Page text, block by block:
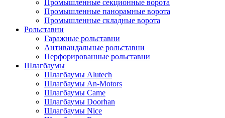
Промышленные секционные ворота
Промышленные панорамные ворота
Промышленные складные ворота
Рольставни
Гаражные рольставни
Антивандальные рольставни
Перфорированные рольставни
Шлагбаумы
Шлагбаумы Alutech
Шлагбаумы An-Motors
Шлагбаумы Came
Шлагбаумы Doorhan
Шлагбаумы Nice